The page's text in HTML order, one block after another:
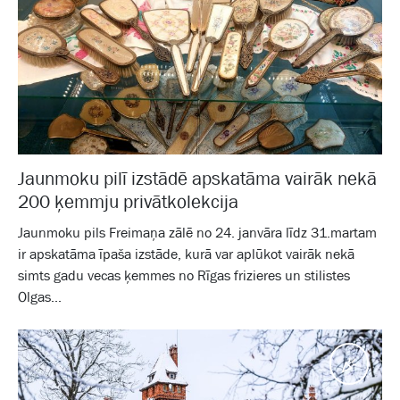
Jaunmoku pilī izstādē apskatāma vairāk nekā
200 ķemmju privātkolekcija
Jaunmoku pils Freimaņa zālē no 24. janvāra līdz 31.martam
ir apskatāma īpaša izstāde, kurā var aplūkot vairāk nekā
simts gadu vecas ķemmes no Rīgas frizieres un stilistes
Olgas...